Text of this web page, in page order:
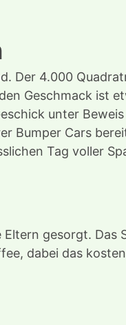
Der 4.000
Geschmack ist
unter
Bumper Cars
Tag voller
gesorgt. Das
dabei das